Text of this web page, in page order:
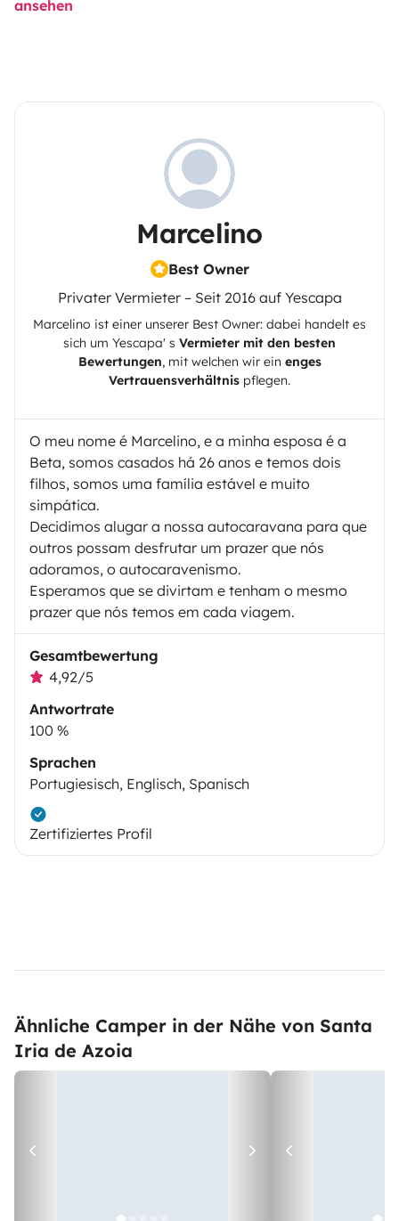
ansehen
Marcelino
Best Owner
Privater Vermieter – Seit 2016 auf Yescapa
Marcelino ist einer unserer Best Owner: dabei handelt es
sich um Yescapa' s Vermieter mit den besten
Bewertungen, mit welchen wir ein enges
Vertrauensverhältnis pflegen.
O meu nome é Marcelino, e a minha esposa é a
Beta, somos casados há 26 anos e temos dois
filhos, somos uma família estável e muito
simpática.
Decidimos alugar a nossa autocaravana para que
outros possam desfrutar um prazer que nós
adoramos, o autocaravenismo.
Esperamos que se divirtam e tenham o mesmo
prazer que nós temos em cada viagem.
Gesamtbewertung
4,92/5
Antwortrate
100 %
Sprachen
Portugiesisch, Englisch, Spanisch
Zertifiziertes Profil
Ähnliche Camper in der Nähe von Santa
Iria de Azoia